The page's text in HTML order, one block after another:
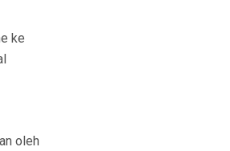
ke
oleh